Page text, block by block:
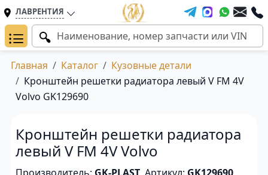
ЛАВРЕНТИЯ
Главная Каталог
Кузовные детали
Кронштейн решетки радиатора левый V FM 4V
Volvo GK129690
Кронштейн решетки радиатора
левый V FM 4V Volvo